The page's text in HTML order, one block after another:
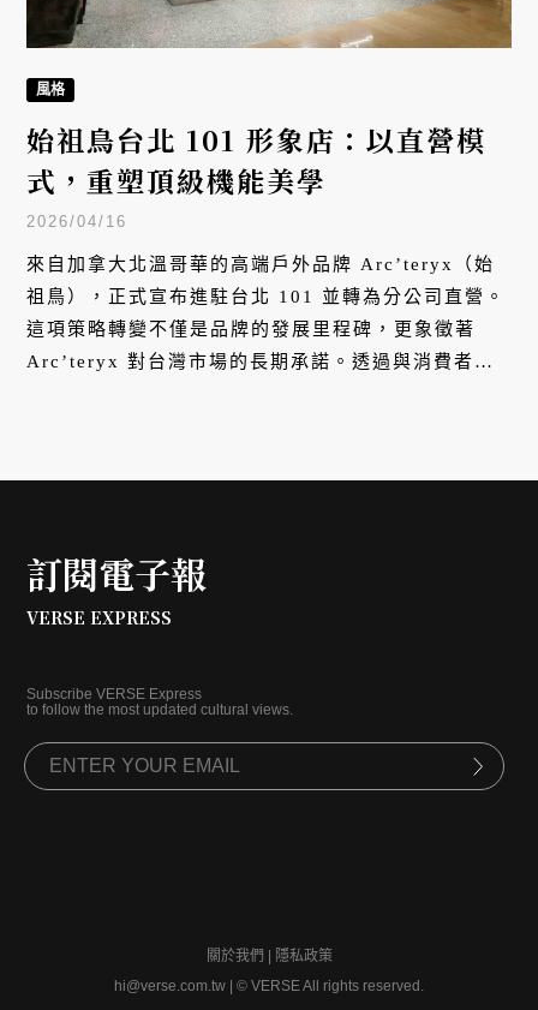
風格
始祖鳥台北 101 形象店：以直營模
式，重塑頂級機能美學
2026/04/16
來自加拿大北溫哥華的高端戶外品牌 Arc’teryx（始
祖鳥），正式宣布進駐台北 101 並轉為分公司直營。
這項策略轉變不僅是品牌的發展里程碑，更象徵著
Arc’teryx 對台灣市場的長期承諾。透過與消費者更
訂閱電子報
VERSE EXPRESS
Subscribe VERSE Express
to follow the most updated cultural views.
關於我們
隱私政策
hi@verse.com.tw
© VERSE All rights reserved.